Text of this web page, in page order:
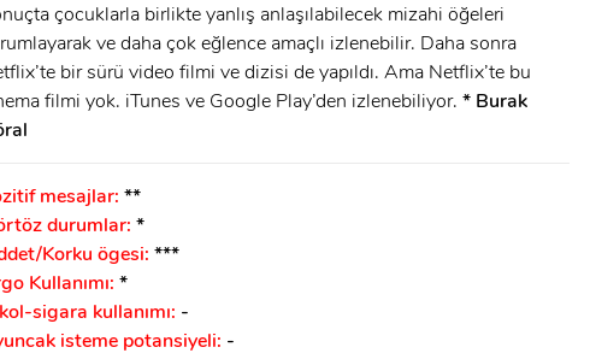
çocuklarla birlikte yanlış anlaşılabilecek mizahi öğeleri
ve daha çok eğlence amaçlı izlenebilir. Daha sonra
bir sürü video filmi ve dizisi de yapıldı. Ama Netflix’te bu
filmi yok. iTunes ve Google Play’den izlenebiliyor. * Burak
mesajlar: **
durumlar: *
Korku ögesi: ***
Kullanımı: *
sigara kullanımı: -
isteme potansiyeli: -